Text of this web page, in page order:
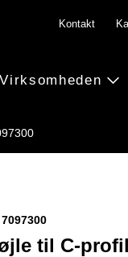
Virksomheden
Kontakt
til C-